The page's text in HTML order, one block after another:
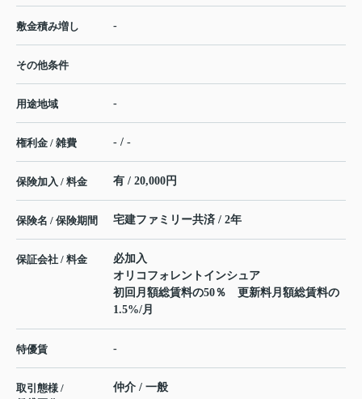
敷金積み増し -
その他条件
用途地域 -
権利金 / 雑費 - / -
保険加入 / 料金 有 / 20,000円
保険名 / 保険期間 宅建ファミリー共済 / 2年
保証会社 / 料金
必加入
オリコフォレントインシュア
初回月額総賃料の50％ 更新料月額総賃料の
1.5%/月
特優賃 -
取引態様 /
仲介 / 一般